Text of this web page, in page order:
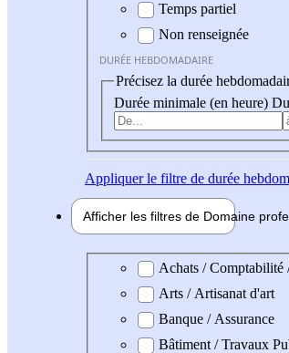
Temps partiel
Non renseignée
DURÉE HEBDOMADAIRE
Précisez la durée
Durée minimale (en heure)
Appliquerle filtre de durée
Afficher les filtres de Domaine pro
Domaine professionel
Achats / Comptabilité
Arts / Artisanat d'art
Banque / Assurance
Bâtiment / Travaux